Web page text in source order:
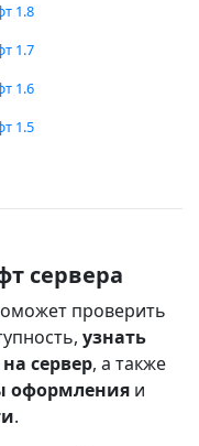
1.8
1.7
1.6
1.5
сервера
проверить
узнать
сервер, а также
оформления и
.